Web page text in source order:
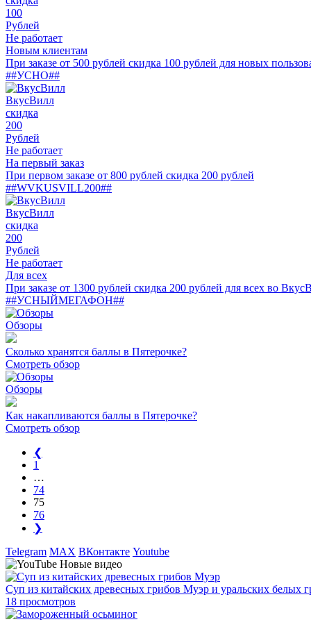
100
Рублей
Не работает
Новым клиентам
При заказе от 500 рублей скидка 100 рублей для новых
##УСНО##
ВкусВилл
скидка
200
Рублей
Не работает
На первый заказ
При первом заказе от 800 рублей скидка 200 рублей
##WVKUSVILL200##
ВкусВилл
скидка
200
Рублей
Не работает
Для всех
При заказе от 1300 рублей скидка 200 рублей для всех во
##УСНЫЙМЕГАФОН##
Обзоры
Сколько хранятся баллы в Пятерочке?
Смотреть обзор
Обзоры
Как накапливаются баллы в Пятерочке?
Смотреть обзор
❮
1
…
74
75
76
❯
Telegram MAX ВКонтакте Youtube
Новые видео
Суп из китайских древесных грибов Муэр и уральских белых
18 просмотров